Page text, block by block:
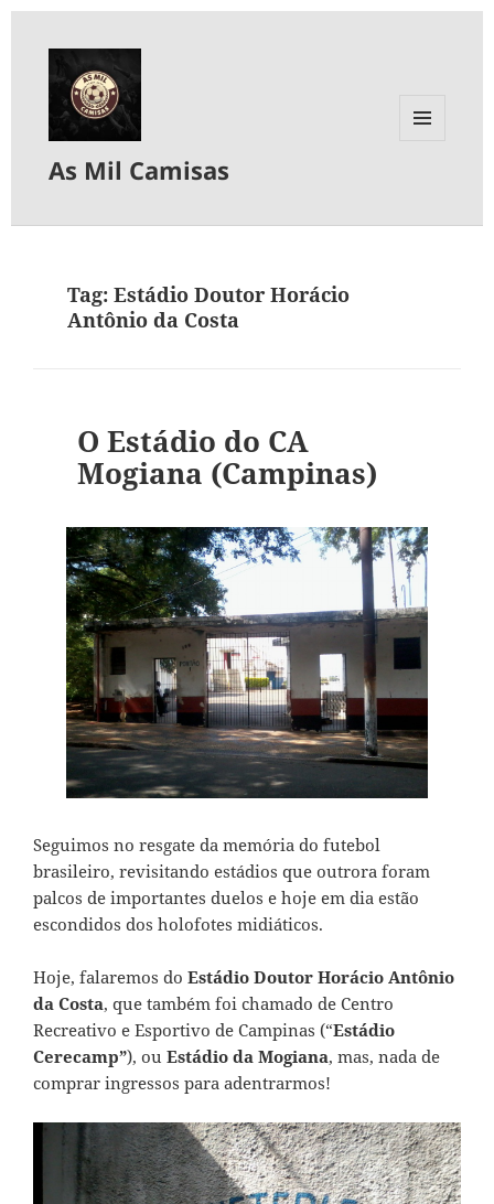
As Mil Camisas
Tag:Estádio Doutor Horácio
Antônio da Costa
O Estádio do CA
Mogiana (Campinas)
Seguimos no resgate da memória do futebol
brasileiro, revisitando estádios que outrora foram
palcos de importantes duelos e hoje em dia estão
escondidos dos holofotes midiáticos.
Hoje, falaremos do Estádio Doutor Horácio Antônio
da Costa, que também foi chamado de Centro
Recreativo e Esportivo de Campinas (“Estádio
Cerecamp”), ou Estádio da Mogiana, mas, nada de
comprar ingressos para adentrarmos!